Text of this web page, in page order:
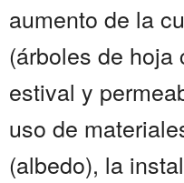
aumento de la
(árboles de hoja
estival y
uso de
(albedo), la